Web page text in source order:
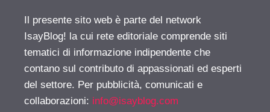
Il presente sito web è parte del network
IsayBlog! la cui rete editoriale comprende siti
tematici di informazione indipendente che
contano sul contributo di appassionati ed esperti
del settore. Per pubblicità, comunicati e
collaborazioni: info@isayblog.com